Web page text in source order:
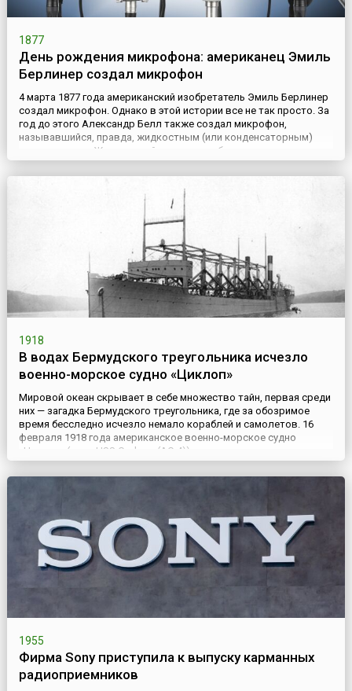
1877
День рождения микрофона: американец Эмиль
Берлинер создал микрофон
4 марта 1877 года американский изобретатель Эмиль Берлинер
создал микрофон. Однако в этой истории все не так просто. За
год до этого Александр Белл также создал микрофон,
называвшийся, правда, жидкостным (или конденсаторным)
передатчиком. Жидкостный передатчик был представлен на
филадельфийской выставке, посвященной столетию
американской революции. Там-то его и увидел Берлинер и
1918
В водах Бермудского треугольника исчезло
военно-морское судно «Циклоп»
Мировой океан скрывает в себе множество тайн, первая среди
них — загадка Бермудского треугольника, где за обозримое
время бесследно исчезло немало кораблей и самолетов. 16
февраля 1918 года американское военно-морское судно
«Циклоп» (англ. USS Cyclops (AC-4)) отправилось в путь от
берегов Рио-де-Жанейро (Бразилия) к североамериканским
берегам. Ожидалось, что 13 марта судно прибудет в пункт наз...
1955
Фирма Sony приступила к выпуску карманных
радиоприемников